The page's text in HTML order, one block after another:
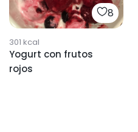
8
301 kcal
Yogurt con frutos
rojos